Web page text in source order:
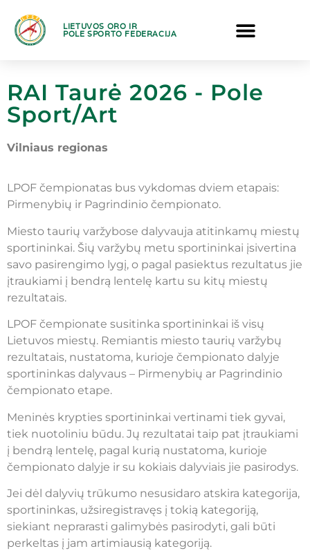
LIETUVOS ORO IR
POLE SPORTO FEDERACIJA
RAI Taurė 2026 - Pole
Sport/Art
Vilniaus regionas
LPOF čempionatas bus vykdomas dviem etapais:
Pirmenybių ir Pagrindinio čempionato.
Miesto taurių varžybose dalyvauja atitinkamų miestų
sportininkai. Šių varžybų metu sportininkai įsivertina
savo pasirengimo lygį, o pagal pasiektus rezultatus jie
įtraukiami į bendrą lentelę kartu su kitų miestų
rezultatais.
LPOF čempionate susitinka sportininkai iš visų
Lietuvos miestų. Remiantis miesto taurių varžybų
rezultatais, nustatoma, kurioje čempionato dalyje
sportininkas dalyvaus – Pirmenybių ar Pagrindinio
čempionato etape.
Meninės krypties sportininkai vertinami tiek gyvai,
tiek nuotoliniu būdu. Jų rezultatai taip pat įtraukiami
į bendrą lentelę, pagal kurią nustatoma, kurioje
čempionato dalyje ir su kokiais dalyviais jie pasirodys.
Jei dėl dalyvių trūkumo nesusidaro atskira kategorija,
sportininkas, užsiregistravęs į tokią kategoriją,
siekiant neprarasti galimybės pasirodyti, gali būti
perkeltas į jam artimiausią kategoriją.